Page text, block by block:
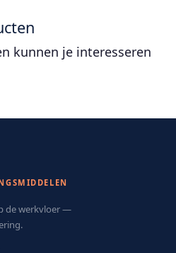
kunnen je interesseren
de werkvloer —